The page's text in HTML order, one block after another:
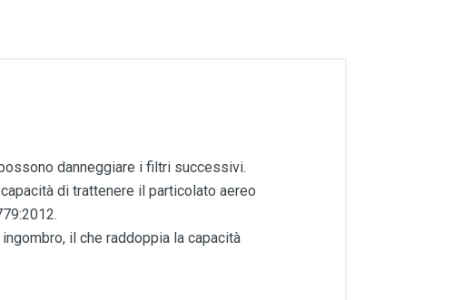
danneggiare i filtri successivi.
di trattenere il particolato aereo
il che raddoppia la capacità